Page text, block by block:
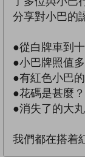
分享對小巴的
●從白牌車到
●小巴牌照值
●有紅色小巴
●花碼是甚麼？
●消失了的大
我們都在搭着